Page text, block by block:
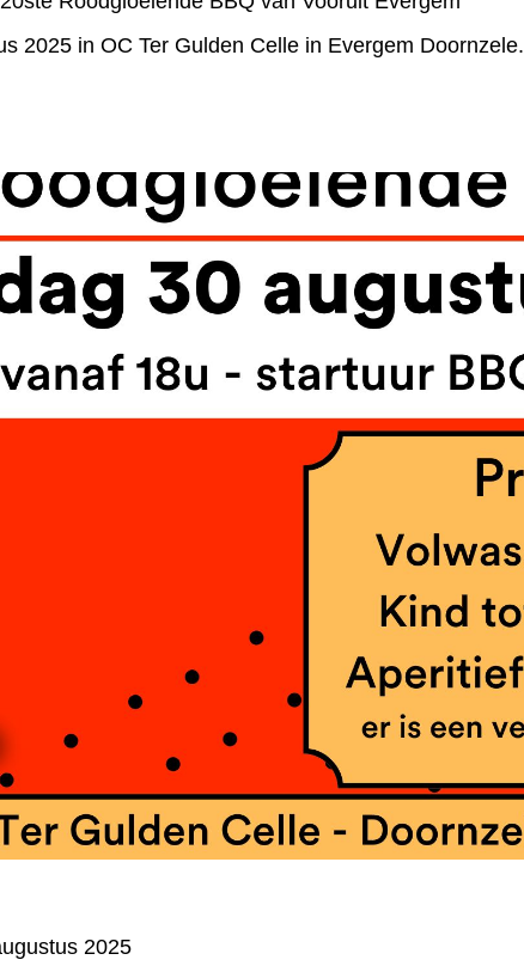
2025 in OC Ter Gulden Celle in Evergem Doornzele.
2025